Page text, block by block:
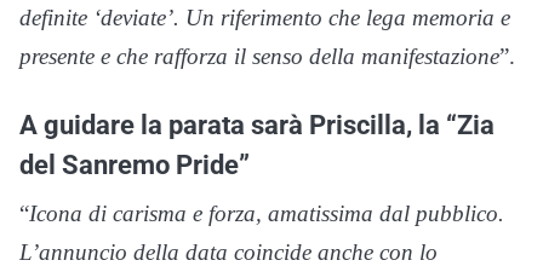
definite ‘deviate’. Un riferimento che lega memoria e
presente e che rafforza il senso della manifestazione”.
A guidare la parata sarà Priscilla, la “Zia
del Sanremo Pride”
“Icona di carisma e forza, amatissima dal pubblico.
L’annuncio della data coincide anche con lo